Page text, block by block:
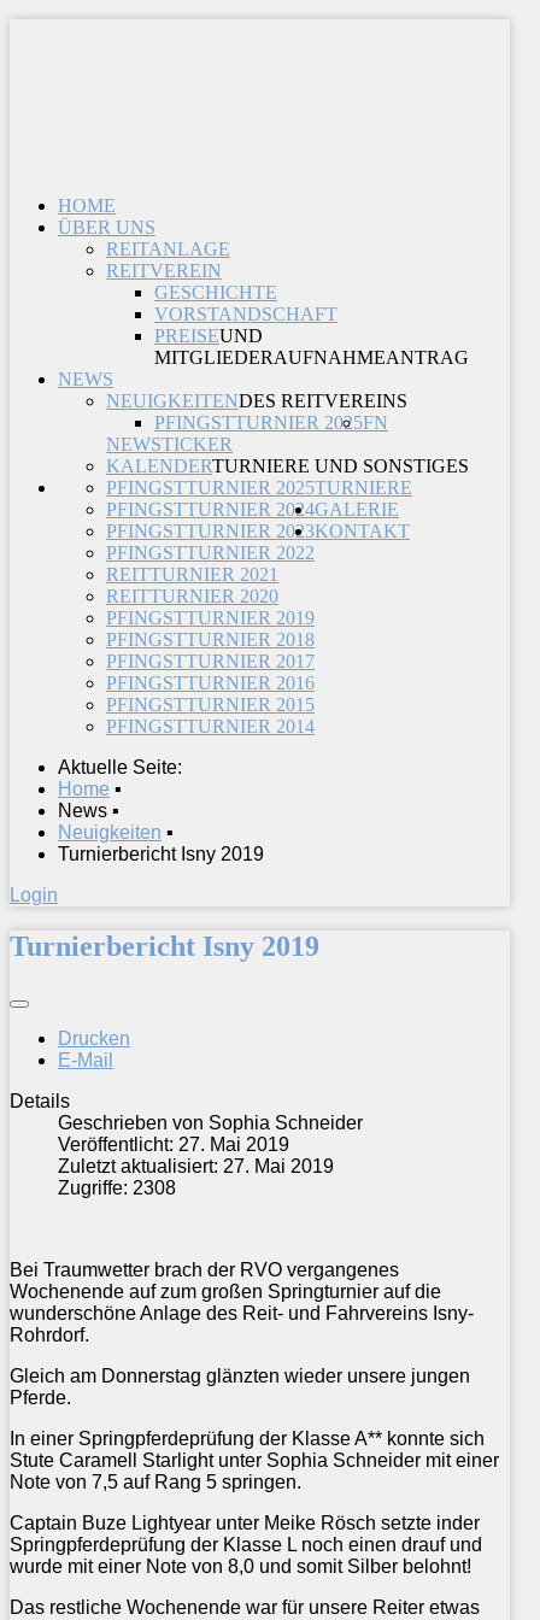
HOME
ÜBER UNS
REITANLAGE
REITVEREIN
GESCHICHTE
VORSTANDSCHAFT
PREISEUND
MITGLIEDERAUFNAHMEANTRAG
NEWS
NEUIGKEITENDES REITVEREINS
PFINGSTTURNIER 2025FN
NEWSTICKER
KALENDERTURNIERE UND SONSTIGES
TURNIERE
PFINGSTTURNIER 2025
PFINGSTTURNIER 2024
PFINGSTTURNIER 2023
PFINGSTTURNIER 2022
REITTURNIER 2021
REITTURNIER 2020
PFINGSTTURNIER 2019
PFINGSTTURNIER 2018
PFINGSTTURNIER 2017
PFINGSTTURNIER 2016
PFINGSTTURNIER 2015
PFINGSTTURNIER 2014
GALERIE
KONTAKT
Aktuelle Seite:
Home ▪
News ▪
Neuigkeiten ▪
Turnierbericht Isny 2019
Login
Turnierbericht Isny 2019
Drucken
E-Mail
Details
Geschrieben von Sophia Schneider
Veröffentlicht: 27. Mai 2019
Zuletzt aktualisiert: 27. Mai 2019
Zugriffe: 2308
Bei Traumwetter brach der RVO vergangenes
Wochenende auf zum großen Springturnier auf die
wunderschöne Anlage des Reit- und Fahrvereins Isny-
Rohrdorf.
Gleich am Donnerstag glänzten wieder unsere jungen
Pferde.
In einer Springpferdeprüfung der Klasse A** konnte sich
Stute Caramell Starlight unter Sophia Schneider mit einer
Note von 7,5 auf Rang 5 springen.
Captain Buze Lightyear unter Meike Rösch setzte inder
Springpferdeprüfung der Klasse L noch einen drauf und
wurde mit einer Note von 8,0 und somit Silber belohnt!
Das restliche Wochenende war für unsere Reiter etwas